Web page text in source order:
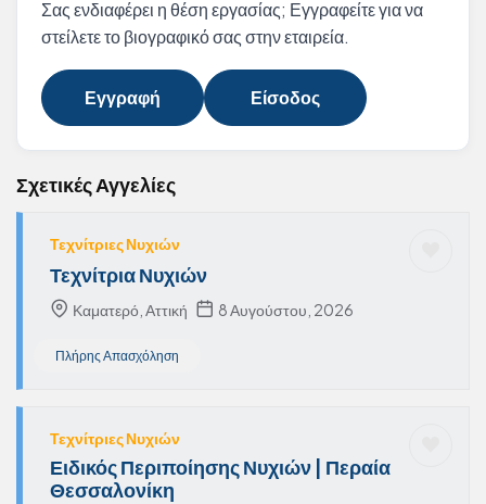
Σας ενδιαφέρει η θέση εργασίας; Εγγραφείτε για να
στείλετε το βιογραφικό σας στην εταιρεία.
Εγγραφή Είσοδος
Σχετικές Αγγελίες
Τεχνίτριες Νυχιών
Τεχνίτρια Νυχιών
Καματερό, Αττική 8 Αυγούστου, 2026
Πλήρης Απασχόληση
Τεχνίτριες Νυχιών
Ειδικός Περιποίησης Νυχιών | Περαία
Θεσσαλονίκη